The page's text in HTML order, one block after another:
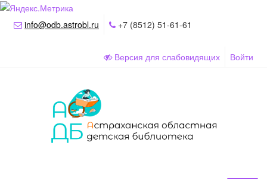
info@odb.astrobl.ru +7 (8512) 51-61-61
Версия для слабовидящих Войти